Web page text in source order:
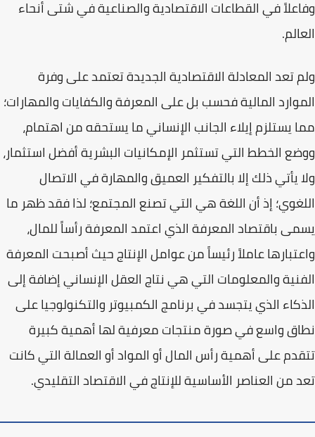
وفاعلاً في القطاعات الاقتصادية والصناعية في شتى أنحاء
العالم.
ولم تعد المعادلة الاقتصادية الجديدة تعتمد على وفرة
الموارد المالية فحسب بل علىالمعرفة والكفايات والمهارات؛
مما يستلزم إيلاء الجانب الإنساني ما يستحقه من اهتمام،
ووضع الخطط التي تستثمر الإمكانيات البشرية أفضل استثمار،
ولا يأتي ذلك إلا بالتفكير العميق والمهارة في الاتصال
اللغوي؛ إذ أن اللغة هي التي تصنع المجتمع؛ لذا فقد ظهر ما
يسمىباقتصاد المعرفةالذي اعتمد المعرفة رأساً للمال،
واعتبارها عاملاً رئيساً من عوامل الإنتاج حيث أصبحت المعرفة
الفنية والمعلومات التي هي نتاج العقل الإنساني إضافة إلى
الذكاء الذي يتجسد في برنامج الكمبيوتر والتكنولوجيا على
نطاق واسع في صورة منتجات معرفية لها أهمية كبيرة
تتقدم على أهمية رأس المال أو المواد أو العمالة التي كانت
تعد من العناصر الأساسية للإنتاج في الاقتصاد التقليدي.